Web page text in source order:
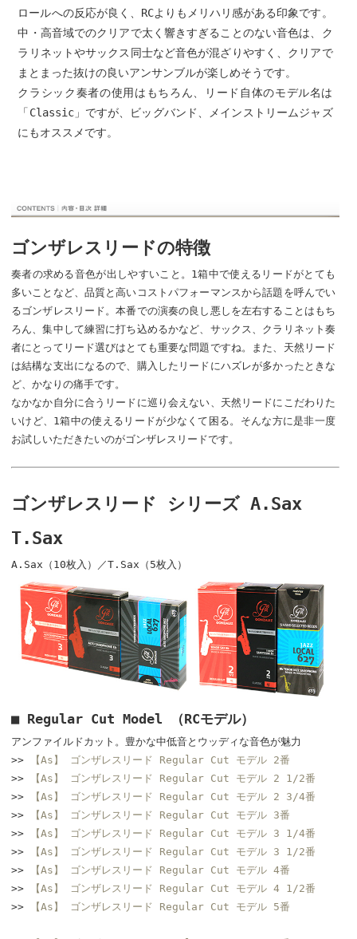
ロールへの反応が良く、 RCよりもメリハリ感がある印象です。
中・高音域でのクリアで太く響きすぎることのない音色は、ク
ラリネットやサックス同士など音色が混ざりやすく、クリアで
まとまった抜けの良いアンサンブルが楽しめそうです。
クラシック奏者の使用はもちろん、リード自体のモデル名は
「 Classic」ですが、ビッグバンド、メインストリームジャズ
にもオススメです。
ゴンザレスリードの特徴
奏者の求める音色が出しやすいこと。1箱中で使えるリードがとても
多いことなど、品質と高いコストパフォーマンスから話題を呼んでい
るゴンザレスリード。本番での演奏の良し悪しを左右することはもち
ろん、集中して練習に打ち込めるかなど、サックス、クラリネット奏
者にとってリード選びはとても重要な問題ですね。また、天然リード
は結構な支出になるので、購入したリードにハズレが多かったときな
ど、かなりの痛手です。
なかなか自分に合うリードに巡り会えない、天然リードにこだわりた
いけど、1箱中の使えるリードが少なくて困る。そんな方に是非一度
お試しいただきたいのがゴンザレスリードです。
ゴンザレスリード シリーズ A.Sax
T.Sax
A.Sax（10枚入）／T.Sax（5枚入）
■ Regular Cut Model （RCモデル）
アンファイルドカット。豊かな中低音とウッディな音色が魅力
>>
【As】 ゴンザレスリード Regular Cut モデル 2番
>>
【As】 ゴンザレスリード Regular Cut モデル 2 1/2番
>>
【As】 ゴンザレスリード Regular Cut モデル 2 3/4番
>>
【As】 ゴンザレスリード Regular Cut モデル 3番
>>
【As】 ゴンザレスリード Regular Cut モデル 3 1/4番
>>
【As】 ゴンザレスリード Regular Cut モデル 3 1/2番
>>
【As】 ゴンザレスリード Regular Cut モデル 4番
>>
【As】 ゴンザレスリード Regular Cut モデル 4 1/2番
>>
【As】 ゴンザレスリード Regular Cut モデル 5番